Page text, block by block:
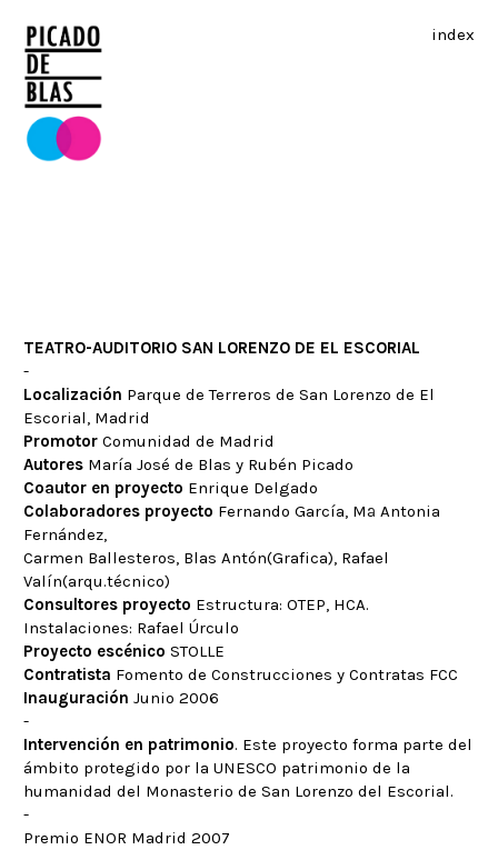
index
TEATRO-AUDITORIO SAN LORENZO DE EL ESCORIAL
-
Localización Parque de Terreros de San Lorenzo de El
Escorial, Madrid
Promotor Comunidad de Madrid
Autores María José de Blas y Rubén Picado
Coautor en proyecto Enrique Delgado
Colaboradores proyecto Fernando García, Mª Antonia
Fernández,
Carmen Ballesteros, Blas Antón(Grafica), Rafael
Valín(arqu.técnico)
Consultores proyecto Estructura: OTEP, HCA.
Instalaciones: Rafael Úrculo
Proyecto escénico STOLLE
Contratista Fomento de Construcciones y Contratas FCC
Inauguración Junio 2006
-
Intervención en patrimonio. Este proyecto forma parte del
ámbito protegido por la UNESCO patrimonio de la
humanidad del Monasterio de San Lorenzo del Escorial.
-
Premio ENOR Madrid 2007